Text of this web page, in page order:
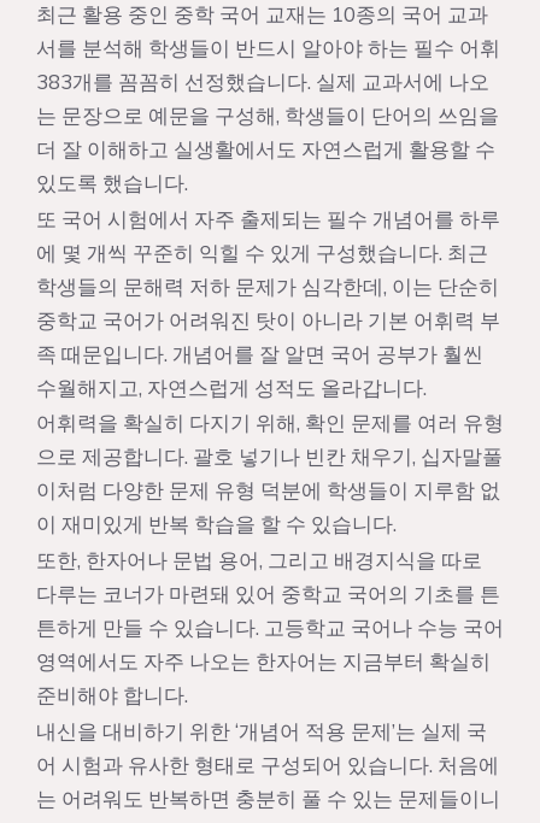
최근 활용 중인 중학 국어 교재는 10종의 국어 교과
서를 분석해 학생들이 반드시 알아야 하는 필수 어휘
383개를 꼼꼼히 선정했습니다. 실제 교과서에 나오
는 문장으로 예문을 구성해, 학생들이 단어의 쓰임을
더 잘 이해하고 실생활에서도 자연스럽게 활용할 수
있도록 했습니다.
또 국어 시험에서 자주 출제되는 필수 개념어를 하루
에 몇 개씩 꾸준히 익힐 수 있게 구성했습니다. 최근
학생들의 문해력 저하 문제가 심각한데, 이는 단순히
중학교 국어가 어려워진 탓이 아니라 기본 어휘력 부
족 때문입니다. 개념어를 잘 알면 국어 공부가 훨씬
수월해지고, 자연스럽게 성적도 올라갑니다.
어휘력을 확실히 다지기 위해, 확인 문제를 여러 유형
으로 제공합니다. 괄호 넣기나 빈칸 채우기, 십자말풀
이처럼 다양한 문제 유형 덕분에 학생들이 지루함 없
이 재미있게 반복 학습을 할 수 있습니다.
또한, 한자어나 문법 용어, 그리고 배경지식을 따로
다루는 코너가 마련돼 있어 중학교 국어의 기초를 튼
튼하게 만들 수 있습니다. 고등학교 국어나 수능 국어
영역에서도 자주 나오는 한자어는 지금부터 확실히
준비해야 합니다.
내신을 대비하기 위한 ‘개념어 적용 문제’는 실제 국
어 시험과 유사한 형태로 구성되어 있습니다. 처음에
는 어려워도 반복하면 충분히 풀 수 있는 문제들이니